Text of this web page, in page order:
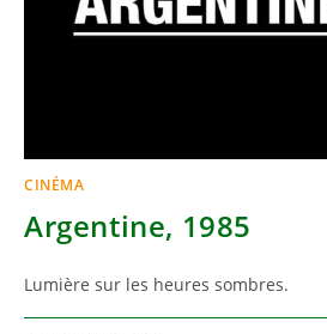
CINÉMA
Argentine, 1985
Lumière sur les heures sombres.